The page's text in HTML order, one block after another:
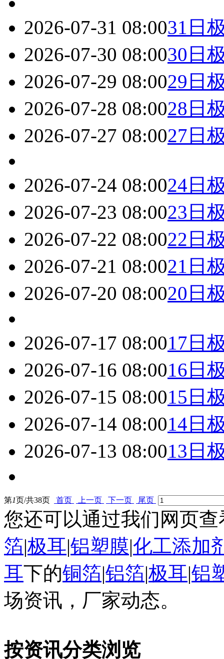
2026-07-31 08:0031日
2026-07-30 08:0030日
2026-07-29 08:0029日
2026-07-28 08:0028日
2026-07-27 08:0027日
2026-07-24 08:0024日
2026-07-23 08:0023日
2026-07-22 08:0022日
2026-07-21 08:0021日
2026-07-20 08:0020日
2026-07-17 08:0017日
2026-07-16 08:0016日
2026-07-15 08:0015日
2026-07-14 08:0014日
2026-07-13 08:0013日
第1页/共38页 首页 上一页 下一页 尾页
您还可以通过我们网页查
箔|极耳|铝塑膜|化工添加
耳下的铜箔|铝箔|极耳|铝
场资讯，厂家动态。
按资讯分类浏览